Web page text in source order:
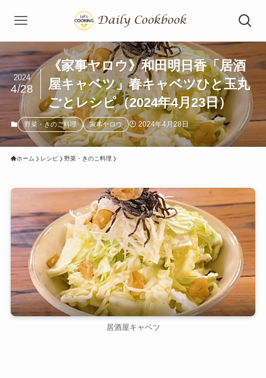
《家事ヤロウ》和田明日香「居酒
屋キャベツ」春キャベツひと玉丸
ごとレシピ（2024年4月23日）
2024
4/28
野菜・きのこ料理 家事ヤロウ 2024年4月28日
ホーム レシピ 野菜・きのこ料理
居酒屋キャベツ